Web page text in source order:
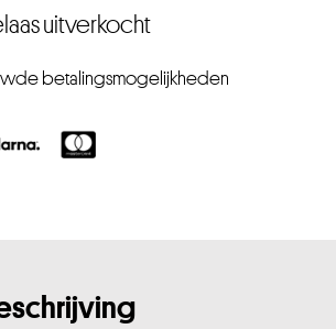
uitverkocht
betalingsmogelijkheden